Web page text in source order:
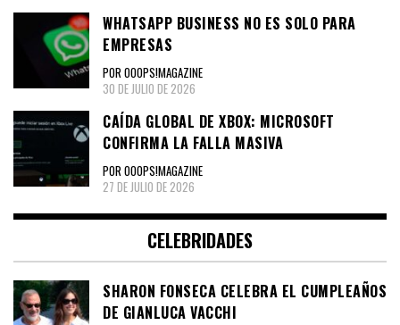
WHATSAPP BUSINESS NO ES SOLO PARA
EMPRESAS
POR OOOPS!MAGAZINE
30 DE JULIO DE 2026
CAÍDA GLOBAL DE XBOX: MICROSOFT
CONFIRMA LA FALLA MASIVA
POR OOOPS!MAGAZINE
27 DE JULIO DE 2026
CELEBRIDADES
SHARON FONSECA CELEBRA EL CUMPLEAÑOS
DE GIANLUCA VACCHI